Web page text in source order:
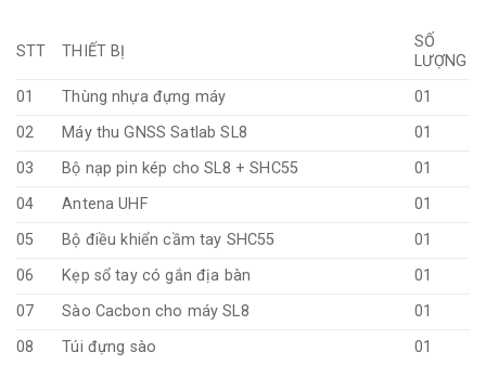
STT THIẾT BỊ
SỐ
LƯỢNG
01
Thùng nhựa đựng máy
01
02
Máy thu GNSS Satlab SL8
01
03
Bộ nạp pin kép cho SL8 + SHC55
01
04
Antena UHF
01
05
Bộ điều khiển cầm tay SHC55
01
06
Kẹp sổ tay có gắn địa bàn
01
07
Sào Cacbon cho máy SL8
01
08
Túi đựng sào 01